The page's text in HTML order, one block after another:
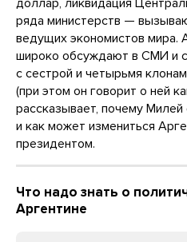
доллар, ликвидация
ряда министерств —
ведущих экономистов мира.
широко обсуждают в СМИ и
с сестрой и четырьмя
(при этом он говорит о ней
рассказывает, почему
и как может измениться
президентом.
Что надо знать о
Аргентине